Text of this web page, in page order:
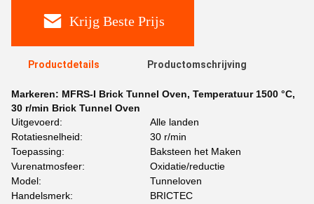
Krijg Beste Prijs
Productdetails Productomschrijving
Markeren: MFRS-I Brick Tunnel Oven, Temperatuur 1500 °C,
30 r/min Brick Tunnel Oven
Uitgevoerd:
Alle landen
Rotatiesnelheid:
30 r/min
Toepassing:
Baksteen het Maken
Vurenatmosfeer:
Oxidatie/reductie
Model:
Tunneloven
Handelsmerk:
BRICTEC